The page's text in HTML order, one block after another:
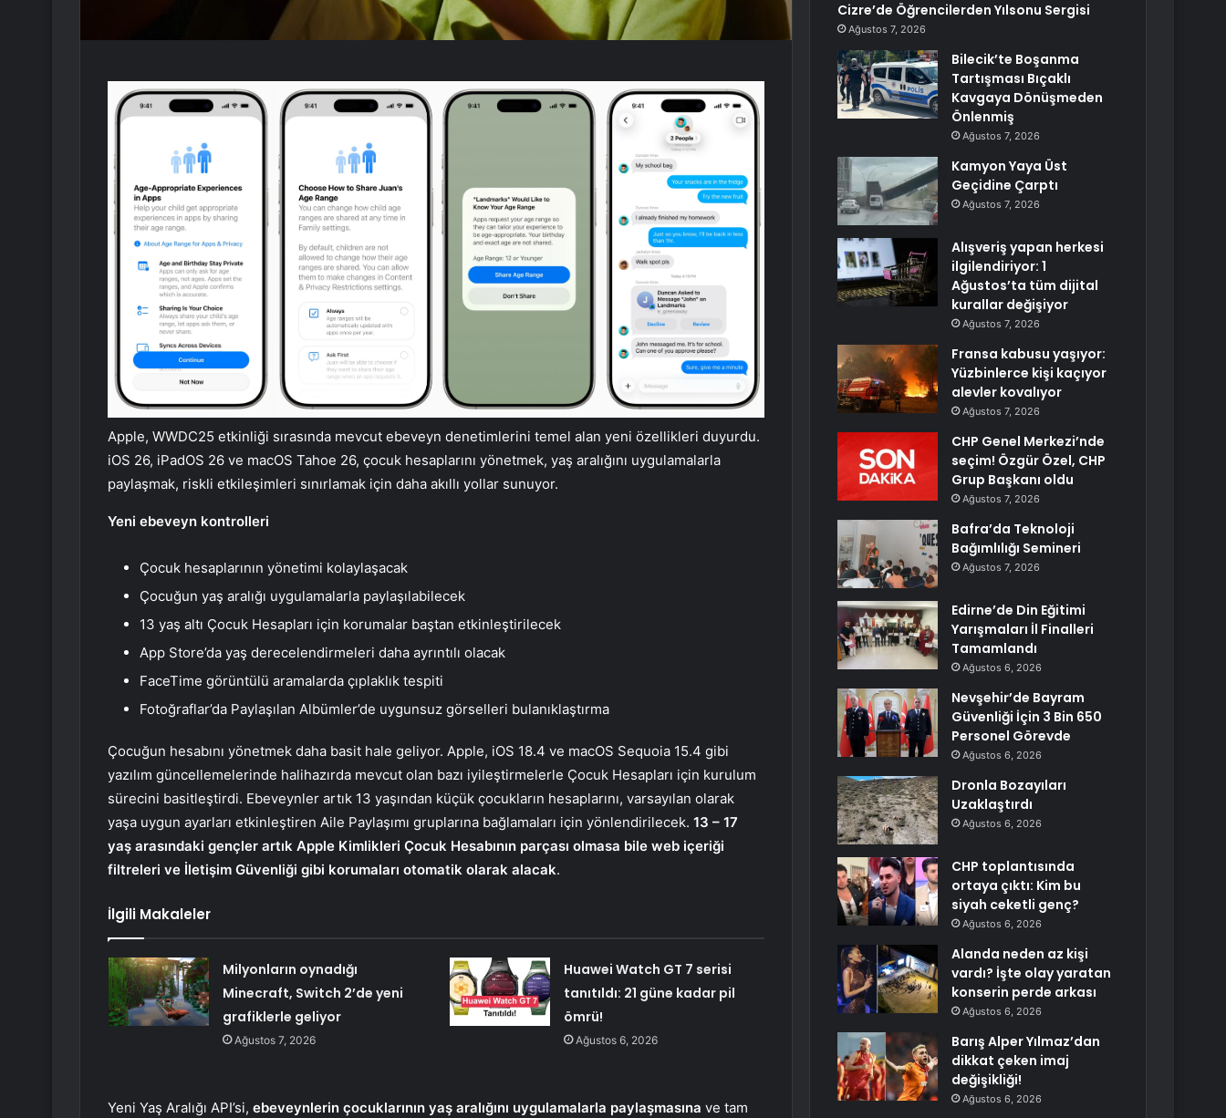
Apple, WWDC25 etkinliği sırasında mevcut ebeveyn denetimlerini temel alan yeni özellikleri duyurdu.
iOS 26, iPadOS 26 ve macOS Tahoe 26, çocuk hesaplarını yönetmek, yaş aralığını uygulamalarla
paylaşmak, riskli etkileşimleri sınırlamak için daha akıllı yollar sunuyor.
Yeni ebeveyn kontrolleri
Çocuk hesaplarının yönetimi kolaylaşacak
Çocuğun yaş aralığı uygulamalarla paylaşılabilecek
13 yaş altı Çocuk Hesapları için korumalar baştan etkinleştirilecek
App Store’da yaş derecelendirmeleri daha ayrıntılı olacak
FaceTime görüntülü aramalarda çıplaklık tespiti
Fotoğraflar’da Paylaşılan Albümler’de uygunsuz görselleri bulanıklaştırma
Çocuğun hesabını yönetmek daha basit hale geliyor. Apple, iOS 18.4 ve macOS Sequoia 15.4 gibi
yazılım güncellemelerinde halihazırda mevcut olan bazı iyileştirmelerle Çocuk Hesapları için kurulum
sürecini basitleştirdi. Ebeveynler artık 13 yaşından küçük çocukların hesaplarını, varsayılan olarak
yaşa uygun ayarları etkinleştiren Aile Paylaşımı gruplarına bağlamaları için yönlendirilecek. 13 – 17
yaş arasındaki gençler artık Apple Kimlikleri Çocuk Hesabının parçası olmasa bile web içeriği
filtreleri ve İletişim Güvenliği gibi korumaları otomatik olarak alacak.
İlgili Makaleler
Milyonların oynadığı
Minecraft, Switch 2’de yeni
grafiklerle geliyor
Ağustos 7, 2026
Huawei Watch GT 7 serisi
tanıtıldı: 21 güne kadar pil
ömrü!
Ağustos 6, 2026
Yeni Yaş Aralığı API’si, ebeveynlerin çocuklarının yaş aralığını uygulamalarla paylaşmasına ve tam
Cizre’de Öğrencilerden Yılsonu Sergisi
Ağustos 7, 2026
Bilecik’te Boşanma
Tartışması Bıçaklı
Kavgaya Dönüşmeden
Önlenmiş
Ağustos 7, 2026
Kamyon Yaya Üst
Geçidine Çarptı
Ağustos 7, 2026
Alışveriş yapan herkesi
ilgilendiriyor: 1
Ağustos’ta tüm dijital
kurallar değişiyor
Ağustos 7, 2026
Fransa kabusu yaşıyor:
Yüzbinlerce kişi kaçıyor
alevler kovalıyor
Ağustos 7, 2026
CHP Genel Merkezi’nde
seçim! Özgür Özel, CHP
Grup Başkanı oldu
Ağustos 7, 2026
Bafra’da Teknoloji
Bağımlılığı Semineri
Ağustos 7, 2026
Edirne’de Din Eğitimi
Yarışmaları İl Finalleri
Tamamlandı
Ağustos 6, 2026
Nevşehir’de Bayram
Güvenliği İçin 3 Bin 650
Personel Görevde
Ağustos 6, 2026
Dronla Bozayıları
Uzaklaştırdı
Ağustos 6, 2026
CHP toplantısında
ortaya çıktı: Kim bu
siyah ceketli genç?
Ağustos 6, 2026
Alanda neden az kişi
vardı? İşte olay yaratan
konserin perde arkası
Ağustos 6, 2026
Barış Alper Yılmaz’dan
dikkat çeken imaj
değişikliği!
Ağustos 6, 2026